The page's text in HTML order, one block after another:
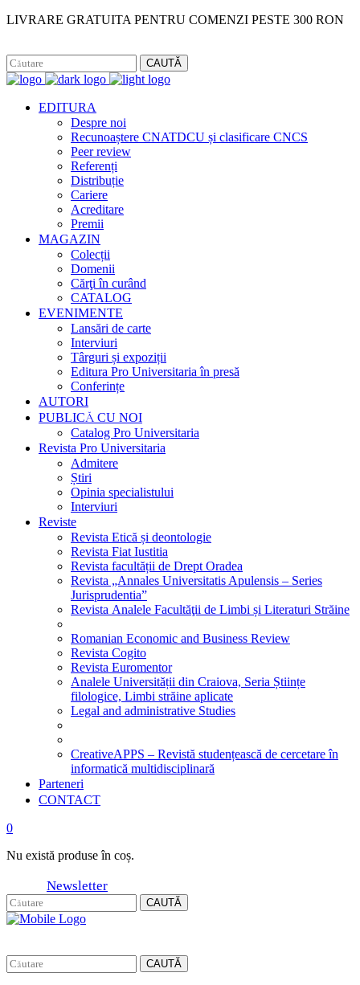
LIVRARE GRATUITA PENTRU COMENZI PESTE 300 RON
CAUTĂ
EDITURA
Despre noi
Recunoaștere CNATDCU și clasificare CNCS
Peer review
Referenți
Distribuție
Cariere
Acreditare
Premii
MAGAZIN
Colecții
Domenii
Cărţi în curând
CATALOG
EVENIMENTE
Lansări de carte
Interviuri
Târguri și expoziții
Editura Pro Universitaria în presă
Conferințe
AUTORI
PUBLICĂ CU NOI
Catalog Pro Universitaria
Revista Pro Universitaria
Admitere
Știri
Opinia specialistului
Interviuri
Reviste
Revista Etică și deontologie
Revista Fiat Iustitia
Revista facultății de Drept Oradea
Revista „Annales Universitatis Apulensis – Series
Jurisprudentia”
Revista Analele Facultăţii de Limbi și Literaturi Străine
Romanian Economic and Business Review
Revista Cogito
Revista Euromentor
Analele Universității din Craiova, Seria Științe
filologice, Limbi străine aplicate
Legal and administrative Studies
CreativeAPPS – Revistă studențească de cercetare în
informatică multidisciplinară
Parteneri
CONTACT
0
Nu există produse în coș.
Newsletter
CAUTĂ
CAUTĂ